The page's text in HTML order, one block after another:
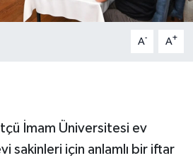
A- A+
İmam Üniversitesi ev
sakinleri için anlamlı bir iftar